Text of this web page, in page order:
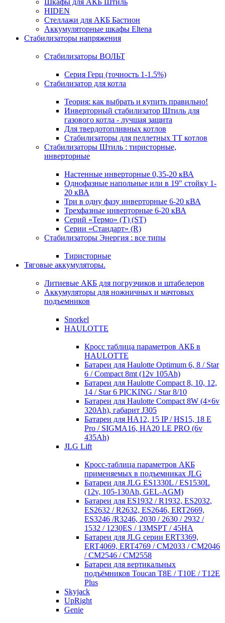
Шкафы для АКБ Штиль
HIDEN
Стеллажи для АКБ Бастион
Аккумуляторные шкафы Eltena
Стабилизаторы напряжения
Стабилизаторы ВОЛЬТ
Серия Герц (точность 1-1.5%)
Стабилизатор для котла
Теория: как выбрать и купить правильно!
Инверторный стабилизатор Штиль для
газового котла - лучшая защита
Для твердотопливных котлов
Стабилизаторы для пеллетных ТТ котлов
Стабилизаторы Штиль : тиристорные,
инверторные
Настенные инверторные 0,35-20 кВА
Однофазные напольные или в 19" стойку 1-
20 кВА
Три в одну фазу инверторные 6-20 кВА
Трехфазные инверторные 6-20 кВА
Серий «Термо» (T) (ST)
Серии «Стандарт» (R)
Стабилизаторы Энергия : все типы
Тиристорные
Тяговые аккумуляторы.
Литиевые АКБ для погрузчиков и штабелеров
Аккумуляторы для ножничных и мачтовых
подъемников
Snorkel
HAULOTTE
Кросc таблица параметров АКБ в
HAULOTTE
Батареи для Haulotte Optimum 6, 8 / Star
6 / Compact 8mt (12v 105Ah)
Батареи для Haulotte Compact 8, 10, 12,
14 / Star 6 PICKING / Star 8/10
Батареи для Haulotte Compact 8W (4×6v
320Ah), габарит J305
Батареи для HA12, 15 IP / HS15, 18 E
Pro / SIGMA16, HA20 LE PRO (6v
435Ah)
JLG Lift
Кросc-таблица параметров АКБ
применяемых в подъемниках JLG
Батареи для JLG ES1330L / ES1530L
(12v, 105-130Ah, GEL-AGM)
Батареи для ES1932 / R1932, ES2032,
ES2632 / R2632, ES2646, ERT2669,
ES3246 /R3246, 2030 / 2630 / 2932 /
1532 / 1230ES / 13MSPT / 45HA
Батареи для JLG серии ERT3369,
ERT4069, ERT4769 / CM2033 / CM2046
/ CM2546 / CM2558
Батареи для вертикальных
подъёмников Toucan T8E / T10E / T12E
Plus
Skyjack
UpRight
Genie